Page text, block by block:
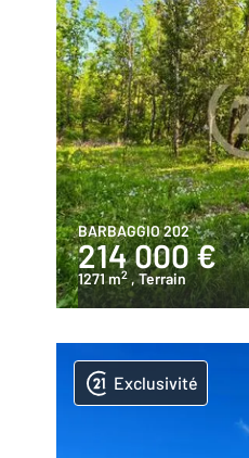
BARBAGGIO 202
214 000 €
1271 m2 , Terrain
Exclusivité